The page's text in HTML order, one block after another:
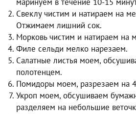
Свеклу чистим и натираем на
Отжимаем лишний сок.
Морковь чистим и натираем на
Филе сельди мелко нарезаем.
Салатные листья моем,
полотенцем.
Помидоры моем, разрезаем на 4
Укроп моем, обсушиваем
разделяем на небольшие